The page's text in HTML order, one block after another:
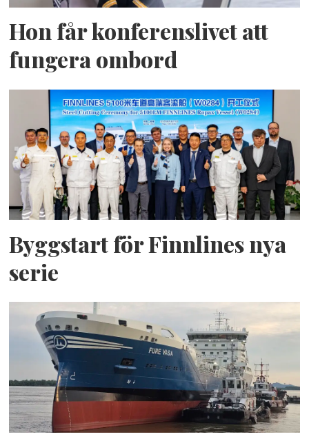
Hon får konferenslivet att
fungera ombord
Byggstart för Finnlines nya
serie